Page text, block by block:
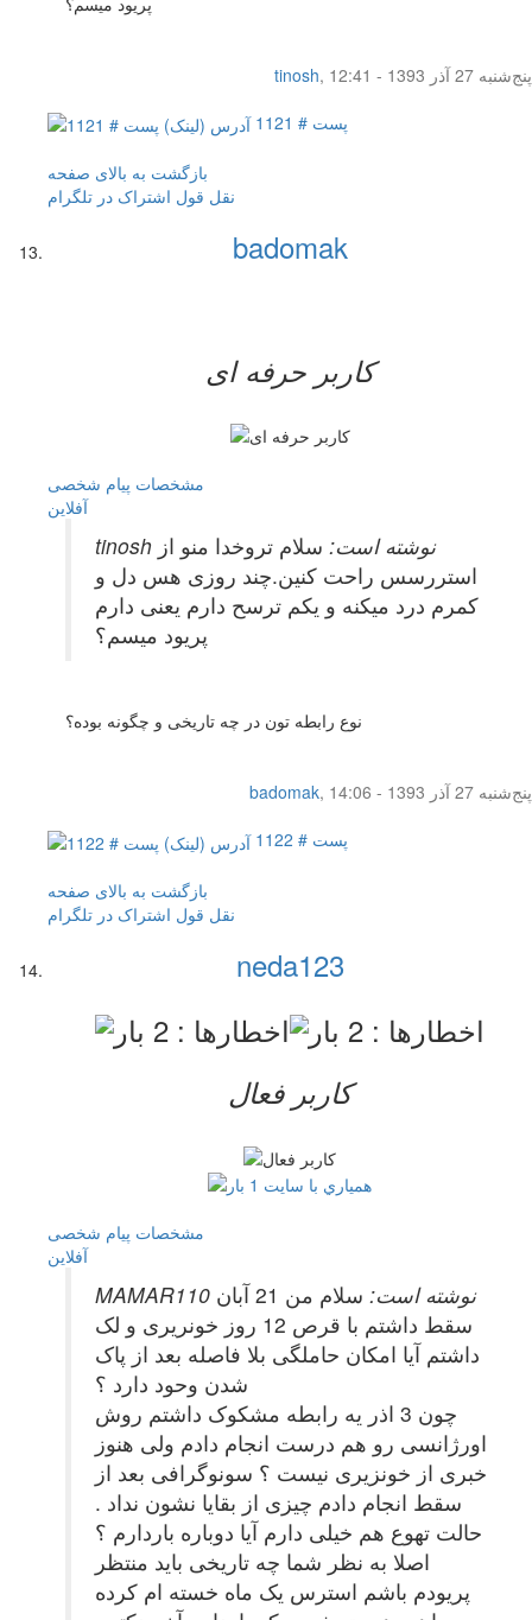
tinosh,
پنج‌شنبه 27 آذر 1393 - 12:41
پست # 1121
بازگشت به بالای صفحه
نقل قول اشتراک در تلگرام
badomak
کاربر حرفه ای
مشخصات پیام شخصی
آفلاين
tinosh نوشته است: سلام تروخدا منو از
استررسس راحت کنین.چند روزی هس دل و
کمرم درد میکنه و یکم ترسح دارم یعنی دارم
پریود میسم؟
نوع رابطه تون در چه تاریخی و چگونه بوده؟
badomak,
پنج‌شنبه 27 آذر 1393 - 14:06
پست # 1122
بازگشت به بالای صفحه
نقل قول اشتراک در تلگرام
neda123
کاربر فعال
مشخصات پیام شخصی
آفلاين
MAMAR110 نوشته است:
سلام من 21 آبان
سقط داشتم با قرص 12 روز خونریری و لک
داشتم آیا امکان حاملگی بلا فاصله بعد از پاک
شدن وحود دارد ؟
چون 3 اذر یه رابطه مشکوک داشتم روش
اورژانسی رو هم درست انجام دادم ولی هنوز
خبری از خونزیری نیست ؟ سونوگرافی بعد از
سقط انجام دادم چیزی از بقایا نشون نداد .
حالت تهوع هم خیلی دارم آیا دوباره باردارم ؟
اصلا به نظر شما چه تاریخی باید منتظر
پریودم باشم استرس یک ماه خسته ام کرده